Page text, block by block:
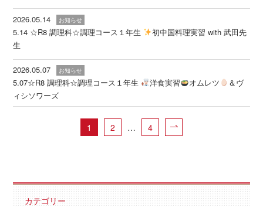
2026.05.14 お知らせ
5.14 ☆R8 調理科☆調理コース１年生
初中国料理実習 with 武田先
生
2026.05.07 お知らせ
5.07☆R8 調理科☆調理コース１年生 洋食実習 オムレツ
＆ヴ
ィシソワーズ
1 2 … 4
カテゴリー